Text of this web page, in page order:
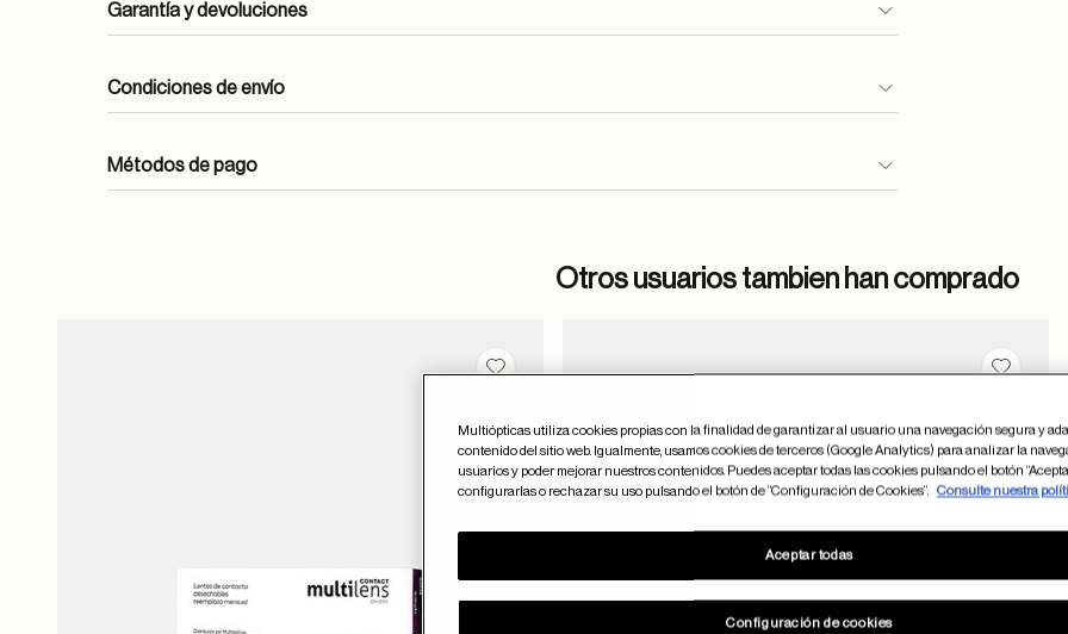
Garantía y devoluciones
Condiciones de envío
Métodos de pago
Otros usuarios tambien han comprado
Guardar en favoritos
Multiópticas utiliza cookies propias con la finalidad de garantizar al usuario una navegación segura y
contenido del sitio web. Igualmente, usamos cookies de terceros (Google Analytics) para analizar la
usuarios y poder mejorar nuestros contenidos. Puedes aceptar todas las cookies pulsando el botón
configurarlas o rechazar su uso pulsando el botón de “Configuración de Cookies”.
Consulte nuestra
Configuración de cookies
Aceptar todas